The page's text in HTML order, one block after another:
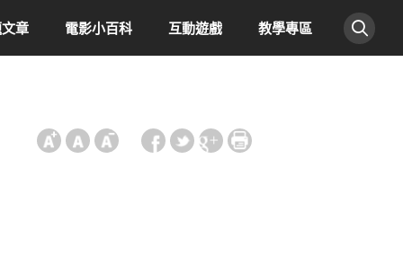
章 電影小百科 互動遊戲 教學專區